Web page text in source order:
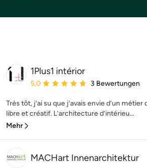
1Plus1 intérior
Durchschnittliche Bewertung: 5 von
5,0 3 Bewertungen
Très tôt, j’ai su que j’avais envie d’un
libre et créatif. L’architecture d’intérieu...
Mehr
MACHart Innenarchitektur